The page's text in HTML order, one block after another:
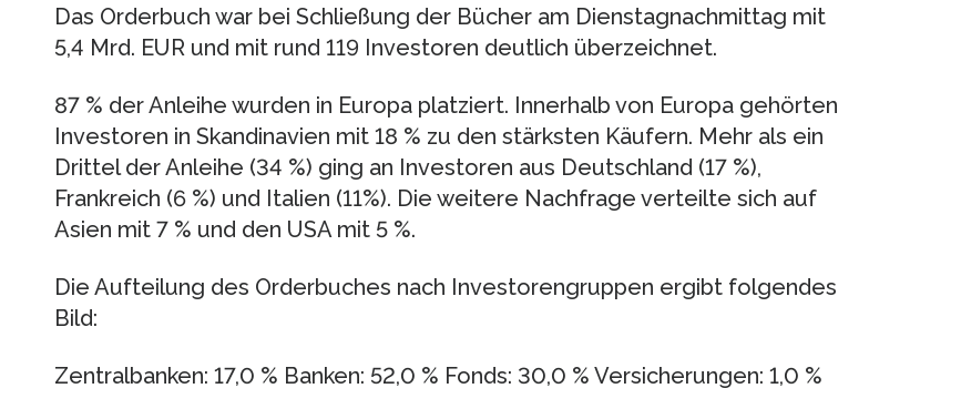
Das Orderbuch war bei Schließung der Bücher am Dienstagnachmittag mit
5,4 Mrd. EUR und mit rund 119 Investoren deutlich überzeichnet.
87 % der Anleihe wurden in Europa platziert. Innerhalb von Europa gehörten
Investoren in Skandinavien mit 18 % zu den stärksten Käufern. Mehr als ein
Drittel der Anleihe (34 %) ging an Investoren aus Deutschland (17 %),
Frankreich (6 %) und Italien (11%). Die weitere Nachfrage verteilte sich auf
Asien mit 7 % und den USA mit 5 %.
Die Aufteilung des Orderbuches nach Investorengruppen ergibt folgendes
Bild:
Zentralbanken: 17,0 % Banken: 52,0 % Fonds: 30,0 % Versicherungen: 1,0 %